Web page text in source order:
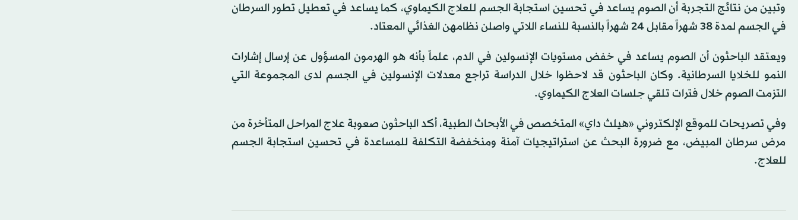
وتبين من نتائج التجربة أن الصوم يساعد في تحسين استجابة الجسم للعلاج الكيماوي، كما يساعد في تعطيل تطور السرطان
في الجسم لمدة 38 شهراً مقابل 24 شهراً بالنسبة للنساء اللاتي واصلن نظامهن الغذائي المعتاد.
ويعتقد الباحثون أن الصوم يساعد في خفض مستويات الإنسولين في الدم، علماً بأنه هو الهرمون المسؤول عن إرسال إشارات
النمو للخلايا السرطانية. وكان الباحثون قد لاحظوا خلال الدراسة تراجع معدلات الإنسولين في الجسم لدى المجموعة التي
التزمت الصوم خلال فترات تلقي جلسات العلاج الكيماوي.
وفي تصريحات للموقع الإلكتروني «هيلث داي» المتخصص في الأبحاث الطبية، أكد الباحثون صعوبة علاج المراحل المتأخرة من
مرض سرطان المبيض، مع ضرورة البحث عن استراتيجيات آمنة ومنخفضة التكلفة للمساعدة في تحسين استجابة الجسم
للعلاج.